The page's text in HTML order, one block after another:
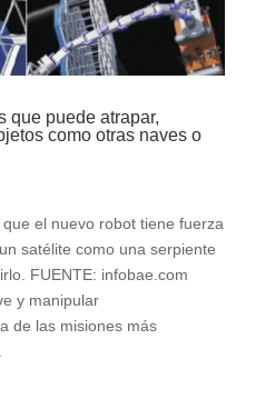
que puede atrapar,
como otras naves o
el nuevo robot tiene fuerza
satélite como una serpiente
FUENTE: infobae.com
y manipular
de las misiones más